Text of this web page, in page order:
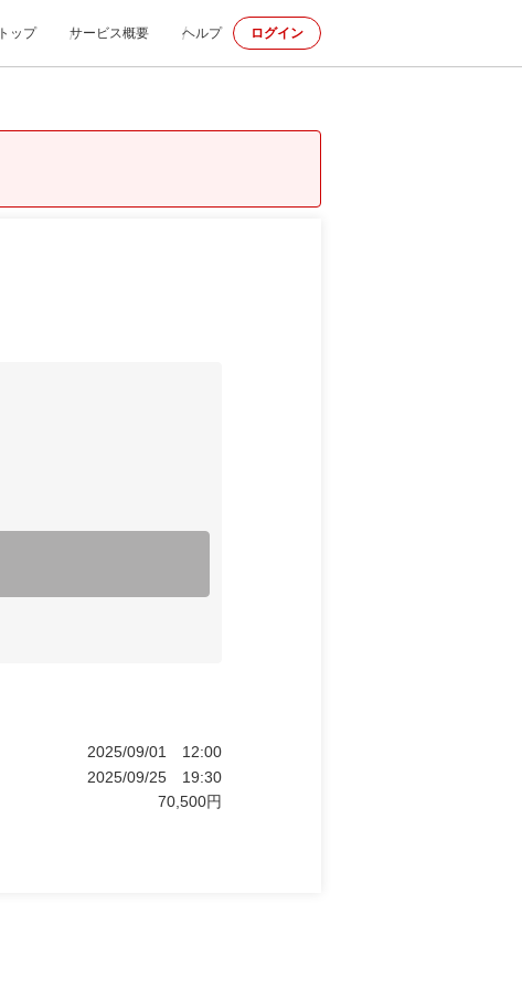
トップ サービス概要 ヘルプ ログイン
2025/09/01
12:00
2025/09/25
19:30
70,500円